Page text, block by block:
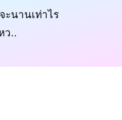
นานเท่าไร
ว..